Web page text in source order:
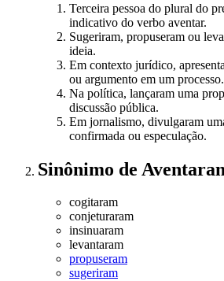
Terceira pessoa do plural do
indicativo do verbo aventar.
Sugeriram, propuseram ou
ideia.
Em contexto jurídico,
ou argumento em um processo.
Na política, lançaram uma
discussão pública.
Em jornalismo, divulgaram
confirmada ou especulação.
Sinônimo de
cogitaram
conjeturaram
insinuaram
levantaram
propuseram
sugeriram